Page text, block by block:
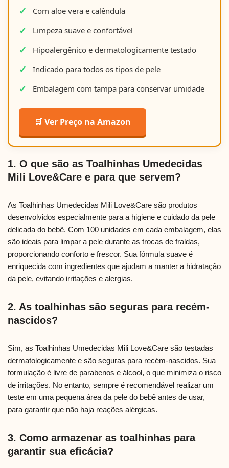
Com aloe vera e calêndula
Limpeza suave e confortável
Hipoalergênico e dermatologicamente testado
Indicado para todos os tipos de pele
Embalagem com tampa para conservar umidade
🛒 Ver Preço na Amazon
1. O que são as Toalhinhas Umedecidas
Mili Love&Care e para que servem?
As Toalhinhas Umedecidas Mili Love&Care são produtos
desenvolvidos especialmente para a higiene e cuidado da pele
delicada do bebê. Com 100 unidades em cada embalagem, elas
são ideais para limpar a pele durante as trocas de fraldas,
proporcionando conforto e frescor. Sua fórmula suave é
enriquecida com ingredientes que ajudam a manter a hidratação
da pele, evitando irritações e alergias.
2. As toalhinhas são seguras para recém-
nascidos?
Sim, as Toalhinhas Umedecidas Mili Love&Care são testadas
dermatologicamente e são seguras para recém-nascidos. Sua
formulação é livre de parabenos e álcool, o que minimiza o risco
de irritações. No entanto, sempre é recomendável realizar um
teste em uma pequena área da pele do bebê antes de usar,
para garantir que não haja reações alérgicas.
3. Como armazenar as toalhinhas para
garantir sua eficácia?